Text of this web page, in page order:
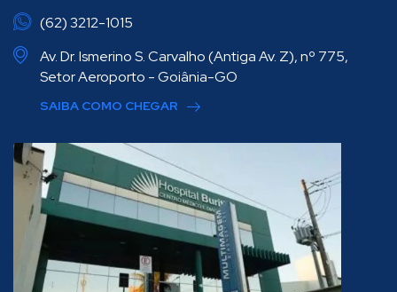
(62) 3212-1015
Av. Dr. Ismerino S. Carvalho (Antiga Av. Z), nº 775,
Setor Aeroporto - Goiânia-GO
SAIBA COMO CHEGAR